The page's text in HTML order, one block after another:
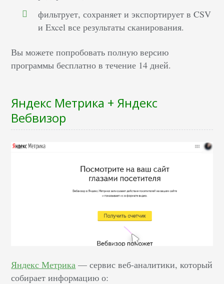
фильтрует, сохраняет и экспортирует в CSV
и Excel все результаты сканирования.
Вы можете попробовать полную версию
программы бесплатно в течение 14 дней.
Яндекс Метрика + Яндекс
Вебвизор
Яндекс Метрика — сервис веб-аналитики, который
собирает информацию о: